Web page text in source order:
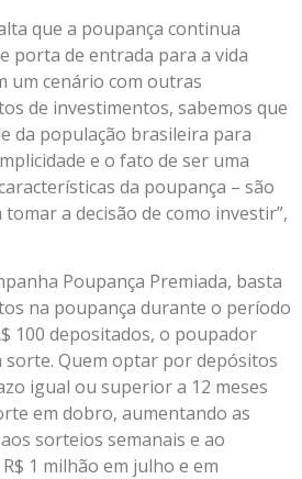
que a poupança continua
porta de entrada para a vida
um cenário com outras
de investimentos, sabemos que
da população brasileira para
e o fato de ser uma
da poupança – são
a decisão de como investir”,
Poupança Premiada, basta
na poupança durante o período
100 depositados, o poupador
sorte. Quem optar por depósitos
igual ou superior a 12 meses
em dobro, aumentando as
sorteios semanais e ao
1 milhão em julho e em